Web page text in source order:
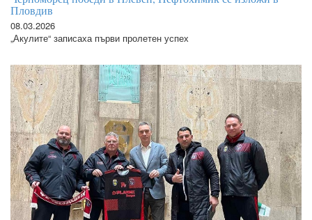
Пловдив
08.03.2026
„Акулите“ записаха първи пролетен успех